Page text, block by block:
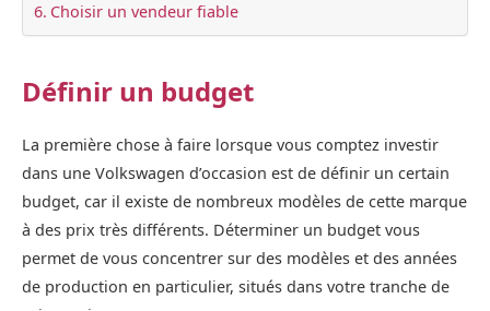
Choisir un vendeur fiable
Définir un budget
La première chose à faire lorsque vous comptez investir
dans une Volkswagen d’occasion est de définir un certain
budget, car il existe de nombreux modèles de cette marque
à des prix très différents. Déterminer un budget vous
permet de vous concentrer sur des modèles et des années
de production en particulier, situés dans votre tranche de